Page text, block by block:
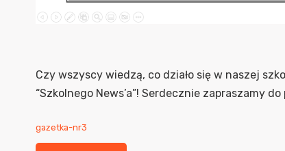
Czy wszyscy wiedzą, co działo się w naszej
“Szkolnego News’a”! Serdecznie zapraszamy
gazetka-nr3